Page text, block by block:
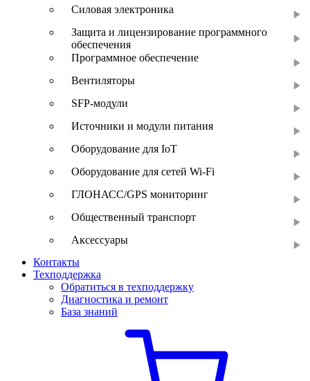
Силовая электроника
Защита и лицензирование программного
обеспечения
Программное обеспечение
Вентиляторы
SFP-модули
Источники и модули питания
Оборудование для IoT
Оборудование для сетей Wi-Fi
ГЛОНАСС/GPS мониторинг
Общественный транспорт
Аксессуары
Контакты
Техподдержка
Обратиться в техподдержку
Диагностика и ремонт
База знаний